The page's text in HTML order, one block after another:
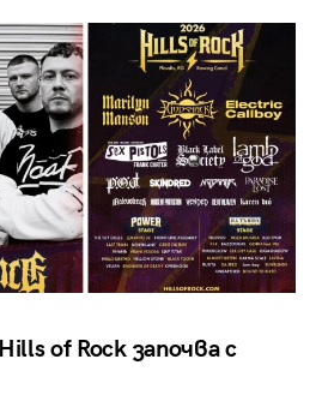
of Rock започва с